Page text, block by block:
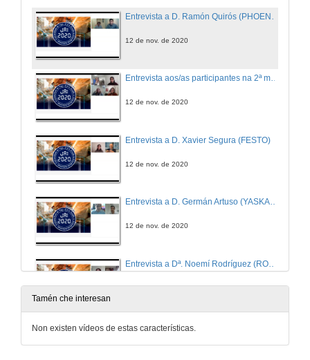
12 de nov. de 2020
Entrevista aos/as participantes na 2ª mesa redonda "Automatización e Robótica na Industria 4.0"
12 de nov. de 2020
Entrevista a D. Xavier Segura (FESTO)
12 de nov. de 2020
Entrevista a D. Germán Artuso (YASKAWA)
12 de nov. de 2020
12 de nov. de 2020
Tamén che interesan
Non existen vídeos de estas características.